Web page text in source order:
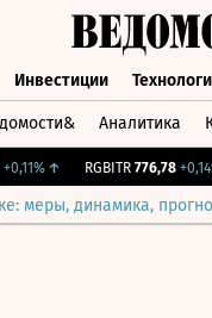
Инвестиции
Аналитика
↑ RGBITR 776,78 +0,14%
меры, динамика,